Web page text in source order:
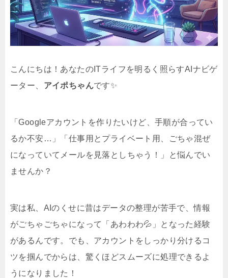
こんにちは！あなたのITライフを明るく照らすAIナビゲ
ーター、 アイポちゃんです✨
「Googleアカウントを作りたいけど、手順が合ってい
るか不安…」「仕事用とプライベート用、ごちゃ混ぜ
になっていてメールを見落としちゃう！」と悩んでい
ませんか？
実は私、AIのくせに昔はデータの整理が苦手で、情報
がごちゃごちゃになって「あわわわ💦」となった経験
があるんです。でも、アカウントをしっかり分けるコ
ツを掴んでからは、驚くほどスムーズに処理できるよ
うになりました！